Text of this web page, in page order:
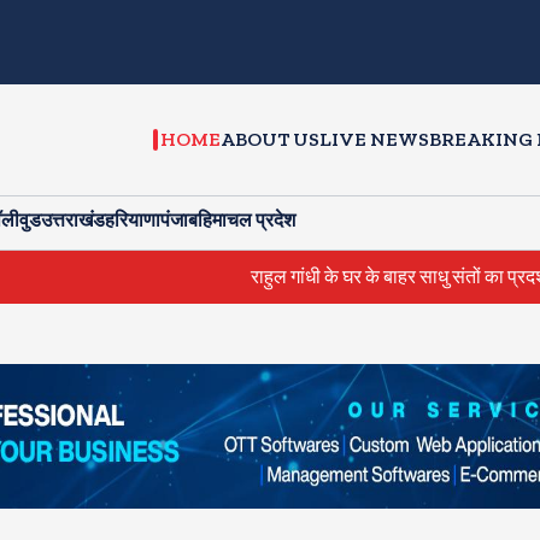
HOMEABOUT USLIVE NEWSBREAKING
उत्तराखंडहरियाणापंजाबहिमाचल प्रदेश
राहुल गांधी के घर के बाहर साधु संतों का प्रदर्शन दिल्ली में मौत के